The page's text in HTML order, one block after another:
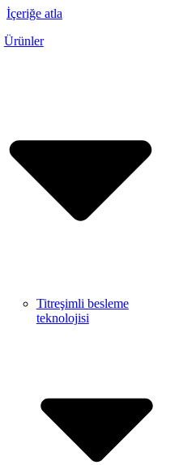
İçeriğe atla
Ürünler
Titreşimli besleme
teknolojisi